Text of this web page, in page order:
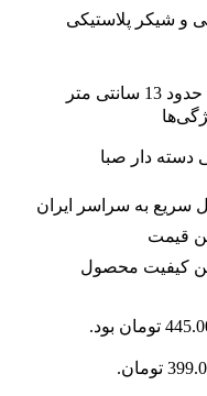
و شیکر پلاستیکی
سانتی متر
دسته دار صبا
سریع به سراسر ایران
قیمت
کیفیت محصول